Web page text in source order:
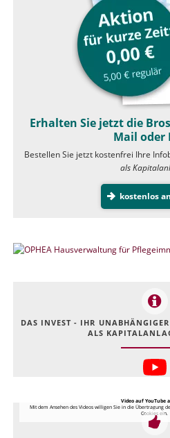
Erhalten Sie jetzt die
Mail oder
Bestellen Sie jetzt kostenfrei Ihre
als
kostenlos
DAS INVEST - IHR
ALS
Video auf YouTube
Mit dem Ansehen des Videos willigen Sie in die Übertragung
Cookies ein.